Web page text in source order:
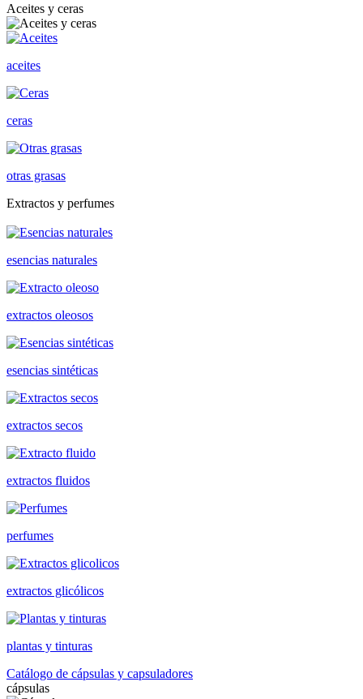
Aceites y ceras
aceites
ceras
otras grasas
Extractos y perfumes
esencias naturales
extractos oleosos
esencias sintéticas
extractos secos
extractos fluidos
perfumes
extractos glicólicos
plantas y tinturas
Catálogo de cápsulas y capsuladores
cápsulas